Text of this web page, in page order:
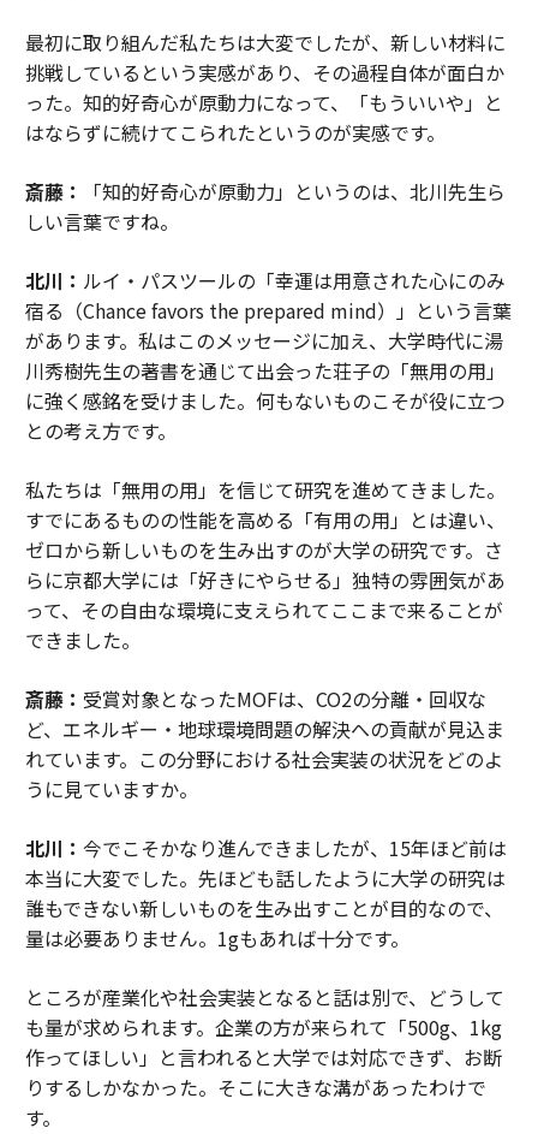
最初に取り組んだ私たちは大変でしたが、新しい材料に
挑戦しているという実感があり、その過程自体が面白か
った。知的好奇心が原動力になって、「もういいや」と
はならずに続けてこられたというのが実感です。
斎藤：
「知的好奇心が原動力」というのは、北川先生ら
しい言葉ですね。
北川： ルイ・パスツールの「幸運は用意された心にのみ
宿る（Chance favors the prepared mind）」という言葉
があります。私はこのメッセージに加え、大学時代に湯
川秀樹先生の著書を通じて出会った荘子の「無用の用」
に強く感銘を受けました。何もないものこそが役に立つ
との考え方です。
私たちは「無用の用」を信じて研究を進めてきました。
すでにあるものの性能を高める「有用の用」とは違い、
ゼロから新しいものを生み出すのが大学の研究です。さ
らに京都大学には「好きにやらせる」独特の雰囲気があ
って、その自由な環境に支えられてここまで来ることが
できました。
斎藤： 受賞対象となったMOFは、CO2の分離・回収な
ど、エネルギー・地球環境問題の解決への貢献が見込ま
れています。この分野における社会実装の状況をどのよ
うに見ていますか。
北川： 今でこそかなり進んできましたが、15年ほど前は
本当に大変でした。先ほども話したように大学の研究は
誰もできない新しいものを生み出すことが目的なので、
量は必要ありません。1gもあれば十分です。
ところが産業化や社会実装となると話は別で、どうして
も量が求められます。企業の方が来られて「500g、1kg
作ってほしい」と言われると大学では対応できず、お断
りするしかなかった。そこに大きな溝があったわけで
す。